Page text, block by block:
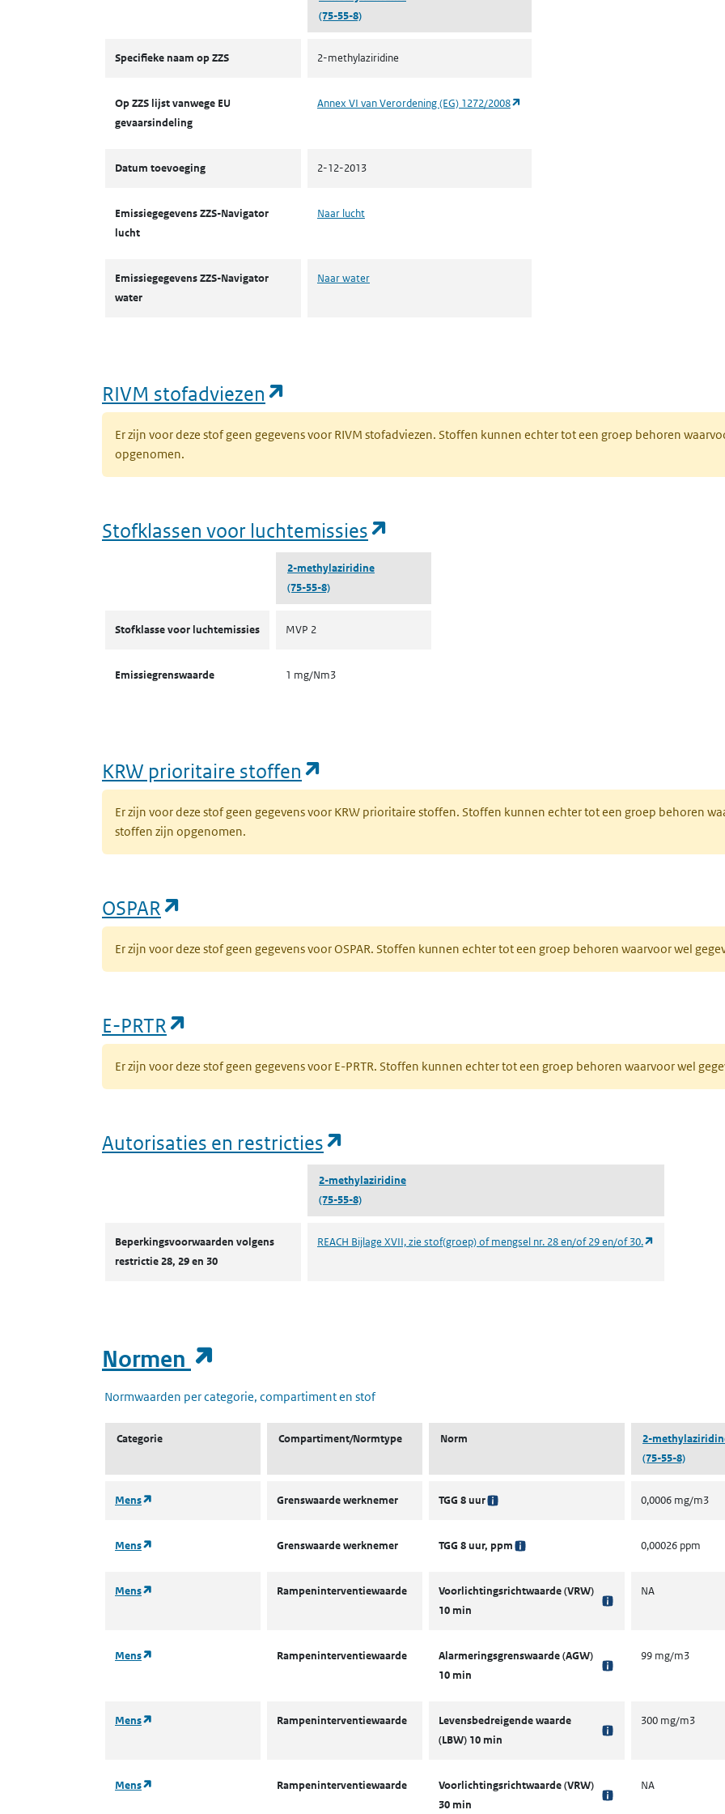
(75-55-8)
Specifieke naam op ZZS 2-methylaziridine
Op ZZS lijst vanwege EU
gevaarsindeling
Annex VI van Verordening (EG) 1272/2008
Datum toevoeging 2-12-2013
Emissiegegevens ZZS-Navigator
lucht
Naar lucht
Emissiegegevens ZZS-Navigator
water
Naar water
RIVM stofadviezen
Er zijn voor deze stof geen gegevens voor RIVM stofadviezen. Stoffen kunnen echter tot een groep behoren
opgenomen.
Stofklassen voor luchtemissies
2-methylaziridine
(75-55-8)
Stofklasse voor luchtemissies MVP 2
Emissiegrenswaarde 1 mg/Nm3
KRW prioritaire stoffen
Er zijn voor deze stof geen gegevens voor KRW prioritaire stoffen. Stoffen kunnen echter tot een groep behoren
stoffen zijn opgenomen.
OSPAR
Er zijn voor deze stof geen gegevens voor OSPAR. Stoffen kunnen echter tot een groep behoren waarvoor wel
E-PRTR
Er zijn voor deze stof geen gegevens voor E-PRTR. Stoffen kunnen echter tot een groep behoren waarvoor wel
Autorisaties en restricties
2-methylaziridine
(75-55-8)
Beperkingsvoorwaarden volgens
restrictie 28, 29 en 30
REACH Bijlage XVII, zie stof(groep) of mengsel nr. 28 en/of 29 en/of 30.
Normen
Normwaarden per categorie, compartiment en stof
Categorie Compartiment/Normtype Norm
2-
(75-55-8)
Mens (opent in een nieuw tabblad)Grenswaarde werknemer TGG 8 uur 0,0006 mg/m3
Mens (opent in een nieuw tabblad)Grenswaarde werknemer TGG 8 uur, ppm 0,00026 ppm
Mens (opent in een nieuw tabblad)Rampeninterventiewaarde
Voorlichtingsrichtwaarde (VRW)
10 min
NA
Mens (opent in een nieuw tabblad)Rampeninterventiewaarde
Alarmeringsgrenswaarde (AGW)
10 min
99 mg/m3
Mens (opent in een nieuw tabblad)Rampeninterventiewaarde
Levensbedreigende waarde
(LBW) 10 min
300 mg/m3
Mens (opent in een nieuw tabblad)Rampeninterventiewaarde
Voorlichtingsrichtwaarde (VRW)
30 min
NA